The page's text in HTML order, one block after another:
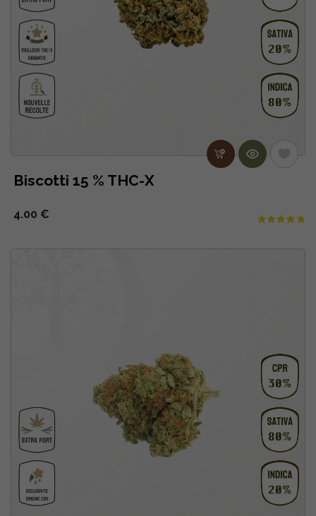
Biscotti 15 % THC-X
4.00 €